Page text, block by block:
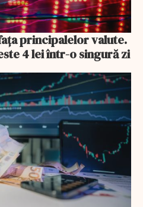
principalelor valute.
4 lei într-o singură zi